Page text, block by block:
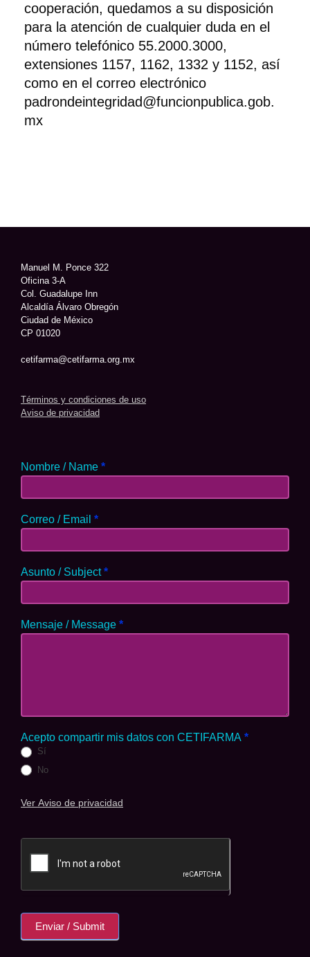
cooperación, quedamos a su disposición
para la atención de cualquier duda en el
número telefónico 55.2000.3000,
extensiones 1157, 1162, 1332 y 1152, así
como en el correo electrónico
padrondeintegridad@funcionpublica.gob.
mx
Manuel M. Ponce 322
Oficina 3-A
Col. Guadalupe Inn
Alcaldía Álvaro Obregón
Ciudad de México
CP 01020
cetifarma@cetifarma.org.mx
Términos y condiciones de uso
Aviso de privacidad
Nombre / Name *
Correo / Email *
Asunto / Subject*
Mensaje / Message *
Acepto compartir mis datos con CETIFARMA *
Sí
No
Ver Aviso de privacidad
Enviar / Submit